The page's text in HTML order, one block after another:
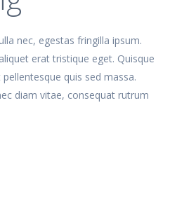
nec, egestas fringilla ipsum.
erat tristique eget. Quisque
quis sed massa.
diam vitae, consequat rutrum